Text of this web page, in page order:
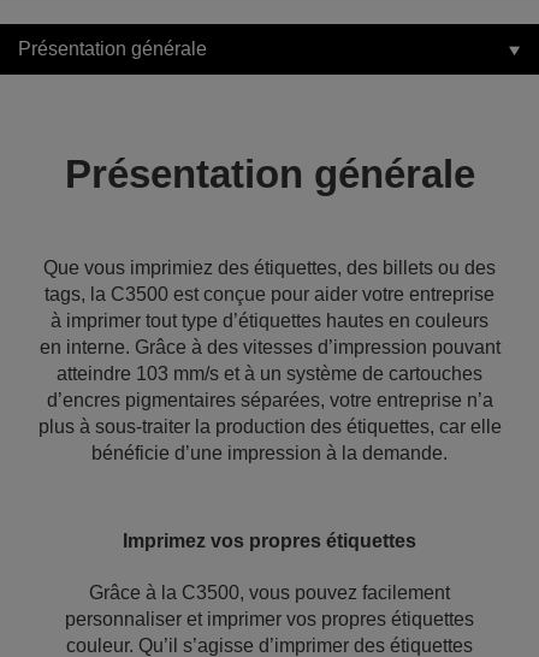
Présentation générale
Présentation générale
Que vous imprimiez des étiquettes, des billets ou des
tags, la C3500 est conçue pour aider votre entreprise
à imprimer tout type d’étiquettes hautes en couleurs
en interne. Grâce à des vitesses d’impression pouvant
atteindre 103 mm/s et à un système de cartouches
d’encres pigmentaires séparées, votre entreprise n’a
plus à sous-traiter la production des étiquettes, car elle
bénéficie d’une impression à la demande.
Imprimez vos propres étiquettes
Grâce à la C3500, vous pouvez facilement
personnaliser et imprimer vos propres étiquettes
couleur. Qu’il s’agisse d’imprimer des étiquettes